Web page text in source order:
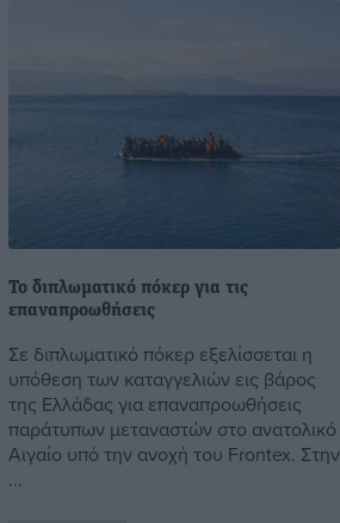
Το διπλωματικό πόκερ για τις
επαναπροωθήσεις
Σε διπλωματικό πόκερ εξελίσσεται η
υπόθεση των καταγγελιών εις βάρος
της Ελλάδας για επαναπροωθήσεις
παράτυπων μεταναστών στο ανατολικό
Αιγαίο υπό την ανοχή του Frontex. Στην
...